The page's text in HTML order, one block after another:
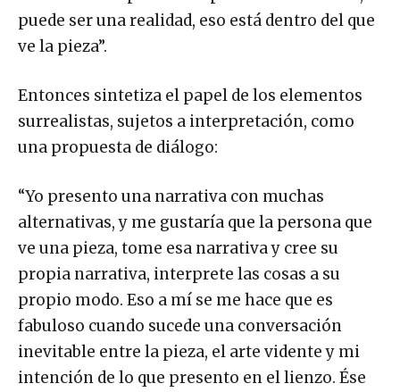
puede ser una realidad, eso está dentro del que
ve la pieza”.
Entonces sintetiza el papel de los elementos
surrealistas, sujetos a interpretación, como
una propuesta de diálogo:
“Yo presento una narrativa con muchas
alternativas, y me gustaría que la persona que
ve una pieza, tome esa narrativa y cree su
propia narrativa, interprete las cosas a su
propio modo. Eso a mí se me hace que es
fabuloso cuando sucede una conversación
inevitable entre la pieza, el arte vidente y mi
intención de lo que presento en el lienzo. Ése